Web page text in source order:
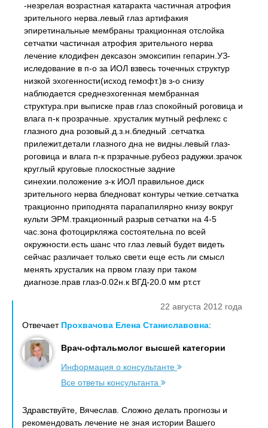
-незрелая возрастная катаракта частичная атрофия
зрительного нерва.левый глаз артифакия
эпиретинальные мембраны тракционная отслойка
сетчатки частичная атрофия зрительного нерва
лечение клодифен дексазон эмоксипин гепарин.УЗ-
иследование в п-о за ИОЛ взвесь точечных структур
низкой эхогенности(исход гемофт.)в з-о снизу
наблюдается среднеэхогенная мембранная
структура.при выписке прав глаз спокойный роговица и
влага п-к прозрачные. хрусталик мутный рефлекс с
глазного дна розовый.д.з.н.бледный .сетчатка
прилежит.детали глазного дна не видны.левый глаз-
роговица и влага п-к прзрачные.рубеоз радужки.зрачок
круглый круговые плоскостные задние
синехии.положение з-к ИОЛ правильное.диск
зрительного нерва бледноват контуры четкие.сетчатка
тракционно приподнята парапапилярно книзу вокруг
культи ЭРМ.тракционный разрыв сетчатки на 4-5
час.зона фотоциркляжа состоятельна по всей
окружности.есть шанс что глаз левый будет видеть
сейчас различает только свет.и еще есть ли смысл
менять хрусталик на првом глазу при таком
диагнозе.прав глаз-0.02н.к ВГД-20.0 мм рт.ст
22 августа 2012 года
Отвечает Прохвачова Елена Станиславовна:
Врач-офтальмолог высшей категории
Информация о консультанте
Все ответы консультанта
Здравствуйте, Вячеслав. Сложно делать прогнозы и
рекомендовать лечение не зная истории Вашего